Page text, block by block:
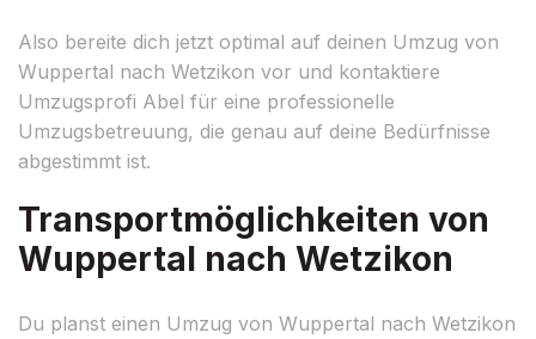
Also bereite dich jetzt optimal auf deinen Umzug von
Wuppertal nach Wetzikon vor und kontaktiere
Umzugsprofi Abel für eine professionelle
Umzugsbetreuung, die genau auf deine Bedürfnisse
abgestimmt ist.
Transportmöglichkeiten von
Wuppertal nach Wetzikon
Du planst einen Umzug von Wuppertal nach Wetzikon